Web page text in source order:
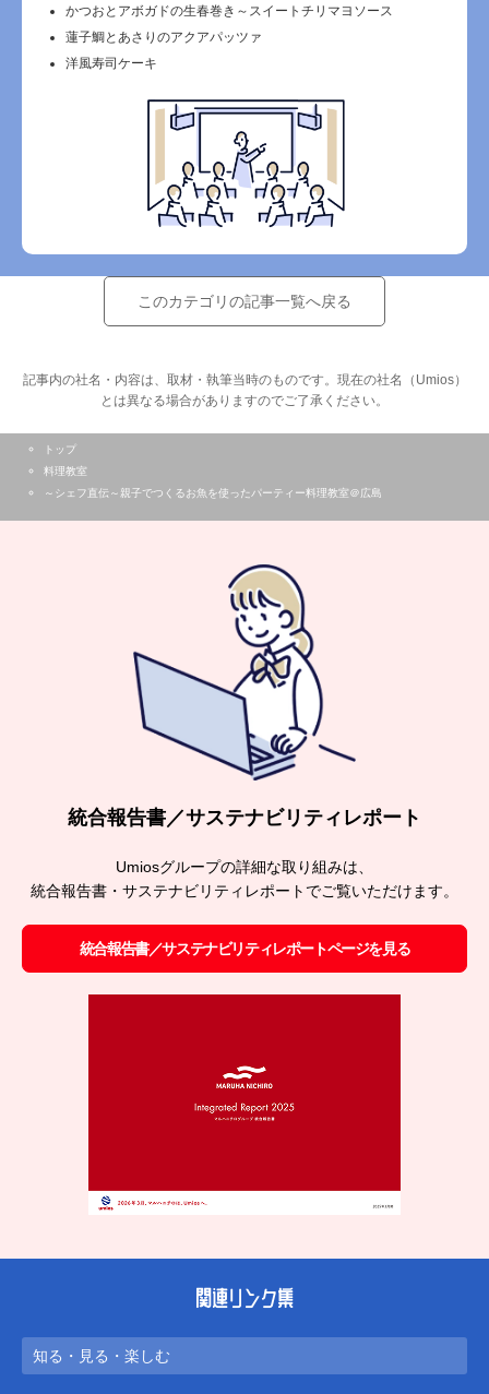
かつおとアボガドの生春巻き～スイートチリマヨソース
蓮子鯛とあさりのアクアパッツァ
洋風寿司ケーキ
このカテゴリの記事一覧へ戻る
記事内の社名・内容は、取材・執筆当時のものです。現在の社名（Umios）
とは異なる場合がありますのでご了承ください。
トップ
料理教室
～シェフ直伝～親子でつくるお魚を使ったパーティー料理教室＠広島
統合報告書／サステナビリティレポート
Umiosグループの詳細な取り組みは、
統合報告書・サステナビリティレポートでご覧いただけます。
統合報告書／サステナビリティレポートページを見る
関連リンク集
知る・見る・楽しむ